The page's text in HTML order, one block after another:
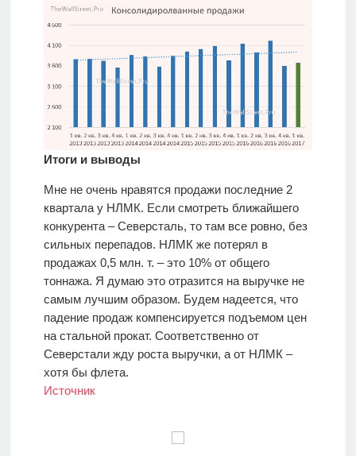
Итоги и выводы
Мне не очень нравятся продажи последние 2
квартала у НЛМК. Если смотреть ближайшего
конкурента – Северсталь, то там все ровно, без
сильных перепадов. НЛМК же потерял в
продажах 0,5 млн. т. – это 10% от общего
тоннажа. Я думаю это отразится на выручке не
самым лучшим образом. Будем надеется, что
падение продаж компенсируется подъемом цен
на стальной прокат. Соответственно от
Северстали жду роста выручки, а от НЛМК –
хотя бы флета.
Источник